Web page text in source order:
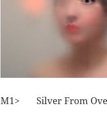
M1> Silver From